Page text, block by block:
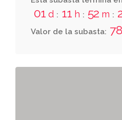
01 d : 11 h : 52 m :
Valor de la subasta: